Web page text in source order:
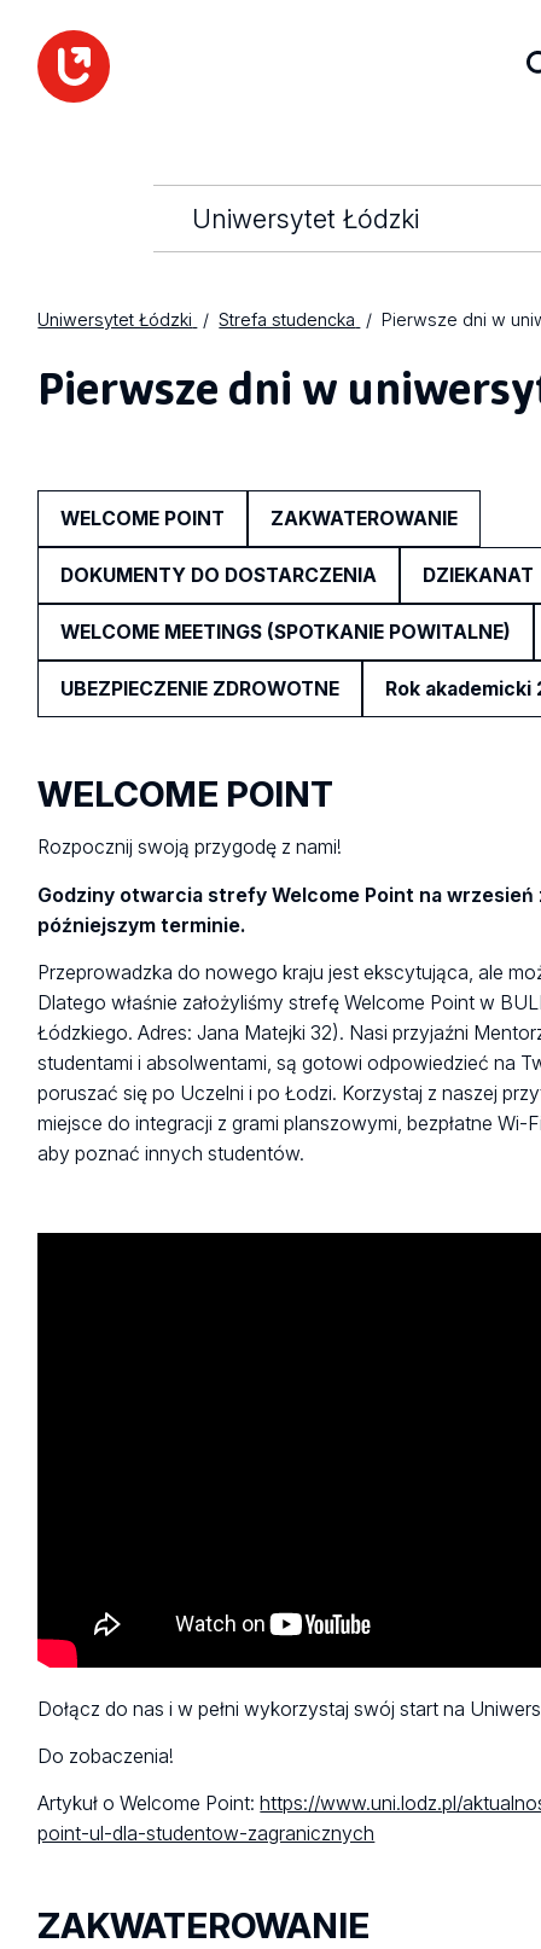
Uniwersytet Łódzki
Uniwersytet Łódzki Strefa studencka Pierwsze dni w
Pierwsze dni w
WELCOME POINT ZAKWATEROWANIE
DOKUMENTY DO DOSTARCZENIA DZIEKANAT
WELCOME MEETINGS (SPOTKANIE POWITALNE)
UBEZPIECZENIE ZDROWOTNE Rok
WELCOME POINT
Rozpocznij swoją przygodę z nami!
Godziny otwarcia strefy Welcome Point na
późniejszym terminie.
Przeprowadzka do nowego kraju jest ekscytująca, ale
Dlatego właśnie założyliśmy strefę Welcome Point w
Łódzkiego. Adres: Jana Matejki 32). Nasi przyjaźni
studentami i absolwentami, są gotowi odpowiedzieć na
poruszać się po Uczelni i po Łodzi. Korzystaj z naszej
miejsce do integracji z grami planszowymi, bezpłatne
aby poznać innych studentów.
Dołącz do nas i w pełni wykorzystaj swój start na
Do zobaczenia!
Artykuł o Welcome Point: https://www.uni.lodz.pl/
point-ul-dla-studentow-zagranicznych
ZAKWATEROWANIE